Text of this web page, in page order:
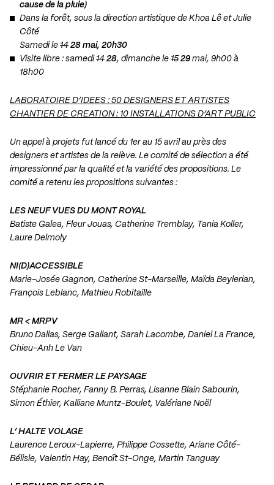
cause de la pluie)
Dans la forêt, sous la direction artistique de Khoa Lê et Julie
Côté
Samedi le 14 28 mai, 20h30
Visite libre : samedi 14 28, dimanche le 15 29mai, 9h00 à
18h00
LABORATOIRE D’IDEES : 50 DESIGNERS ET ARTISTES
CHANTIER DE CREATION : 10 INSTALLATIONS D’ART PUBLIC
Un appel à projets fut lancé du 1er au 15 avril au près des
designers et artistes de la relève. Le comité de sélection a été
impressionné par la qualité et la variété des propositions. Le
comité a retenu les propositions suivantes :
LES NEUF VUES DU MONT ROYAL
Batiste Galea, Fleur Jouas, Catherine Tremblay, Tania Koller,
Laure Delmoly
NI(D)ACCESSIBLE
Marie-Josée Gagnon, Catherine St-Marseille, Maïda Beylerian,
François Leblanc, Mathieu Robitaille
MR < MRPV
Bruno Dallas, Serge Gallant, Sarah Lacombe, Daniel La France,
Chieu-Anh Le Van
OUVRIR ET FERMER LE PAYSAGE
Stéphanie Rocher, Fanny B. Perras, Lisanne Blain Sabourin,
Simon Éthier, Kalliane Muntz-Boulet, Valériane Noël
L’ HALTE VOLAGE
Laurence Leroux-Lapierre, Philippe Cossette, Ariane Côté-
Bélisle, Valentin Hay, Benoît St-Onge, Martin Tanguay